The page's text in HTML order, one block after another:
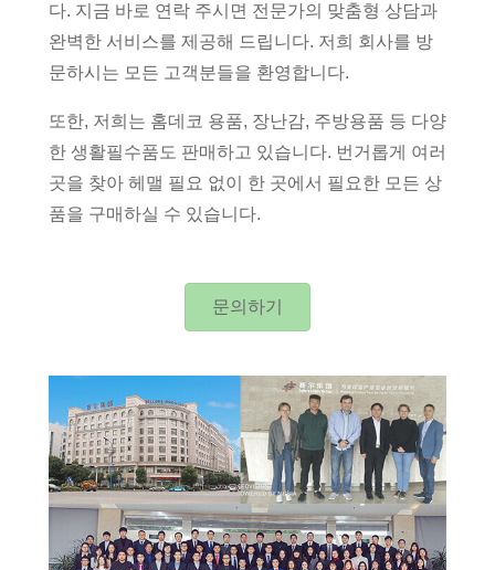
다. 지금 바로 연락 주시면 전문가의 맞춤형 상담과
완벽한 서비스를 제공해 드립니다. 저희 회사를 방
문하시는 모든 고객분들을 환영합니다.
또한, 저희는 홈데코 용품, 장난감, 주방용품 등 다양
한 생활필수품도 판매하고 있습니다. 번거롭게 여러
곳을 찾아 헤맬 필요 없이 한 곳에서 필요한 모든 상
품을 구매하실 수 있습니다.
문의하기